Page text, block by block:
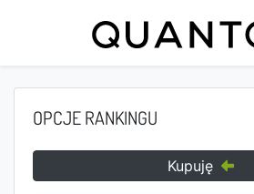
OPCJE RANKINGU
Kupuję